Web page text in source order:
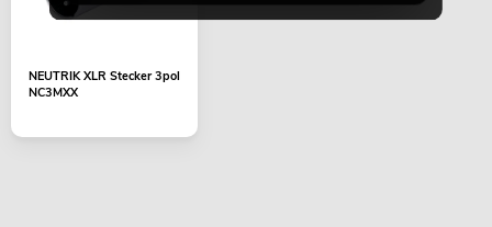
NEUTRIK XLR Stecker 3pol
NC3MXX